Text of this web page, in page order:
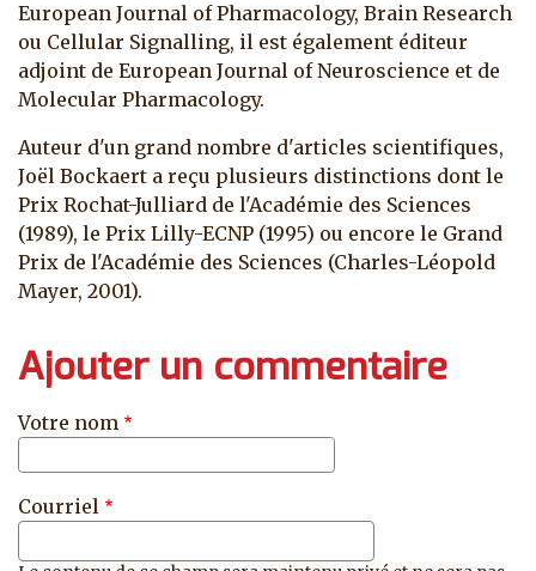
European Journal of Pharmacology, Brain Research
ou Cellular Signalling, il est également éditeur
adjoint de European Journal of Neuroscience et de
Molecular Pharmacology.
Auteur d'un grand nombre d'articles scientifiques,
Joël Bockaert a reçu plusieurs distinctions dont le
Prix Rochat-Julliard de l'Académie des Sciences
(1989), le Prix Lilly-ECNP (1995) ou encore le Grand
Prix de l'Académie des Sciences (Charles-Léopold
Mayer, 2001).
Ajouter un commentaire
Votre nom
Courriel